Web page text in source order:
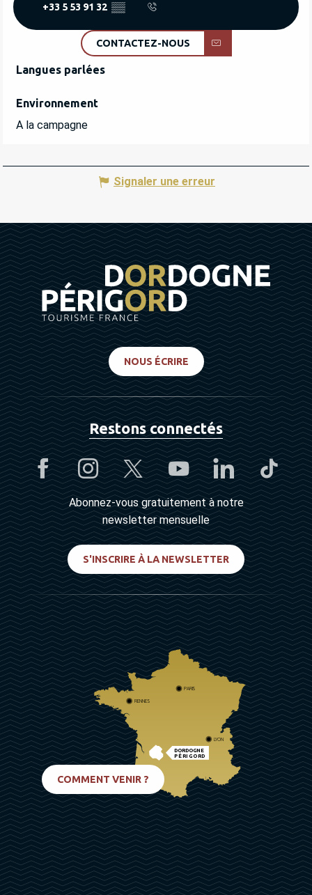
+33 5 53 91 32 ▒▒
CONTACTEZ-NOUS
Langues parlées
Langues parlées
Environnement
Environnement
A la campagne
Signaler une erreur
NOUS ÉCRIRE
Restons connectés
Abonnez-vous gratuitement à notre
newsletter mensuelle
S'INSCRIRE À LA NEWSLETTER
DORDOGNE
PÉRIGORD
PARIS
RENNES
LYON
COMMENT VENIR ?